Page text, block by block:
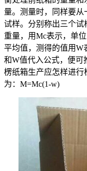
量。测量时，同样要
试样。分别称出三个
重量，用Mc表示，单
平均值，测得的值用W
和W值代入公式，便可
楞纸箱生产应怎样进
为：M=Mc(1-w)